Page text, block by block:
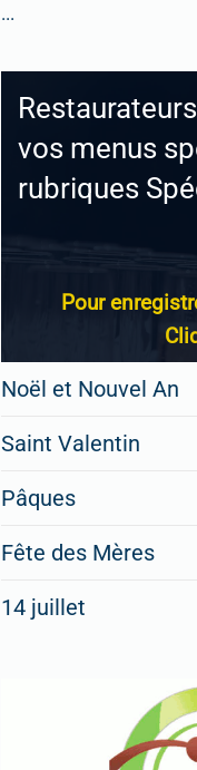
...
vos menus
rubriques
Pour
Noël et Nouvel An
Saint Valentin
Pâques
Fête des Mères
14 juillet